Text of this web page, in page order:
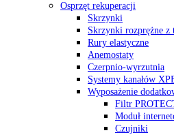
Osprzęt rekuperacji
Skrzynki
Skrzynki rozprężne z
Rury elastyczne
Anemostaty
Czerpnio-wyrzutnia
Systemy kanałów
Wyposażenie
Filtr
Moduł
Czujniki